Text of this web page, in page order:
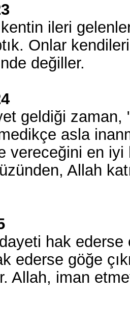
ileri
Onlar
değiller.
geldiği zaman,
asla
vereceğini en iyi
Allah
hak
ederse göğe
Allah, iman